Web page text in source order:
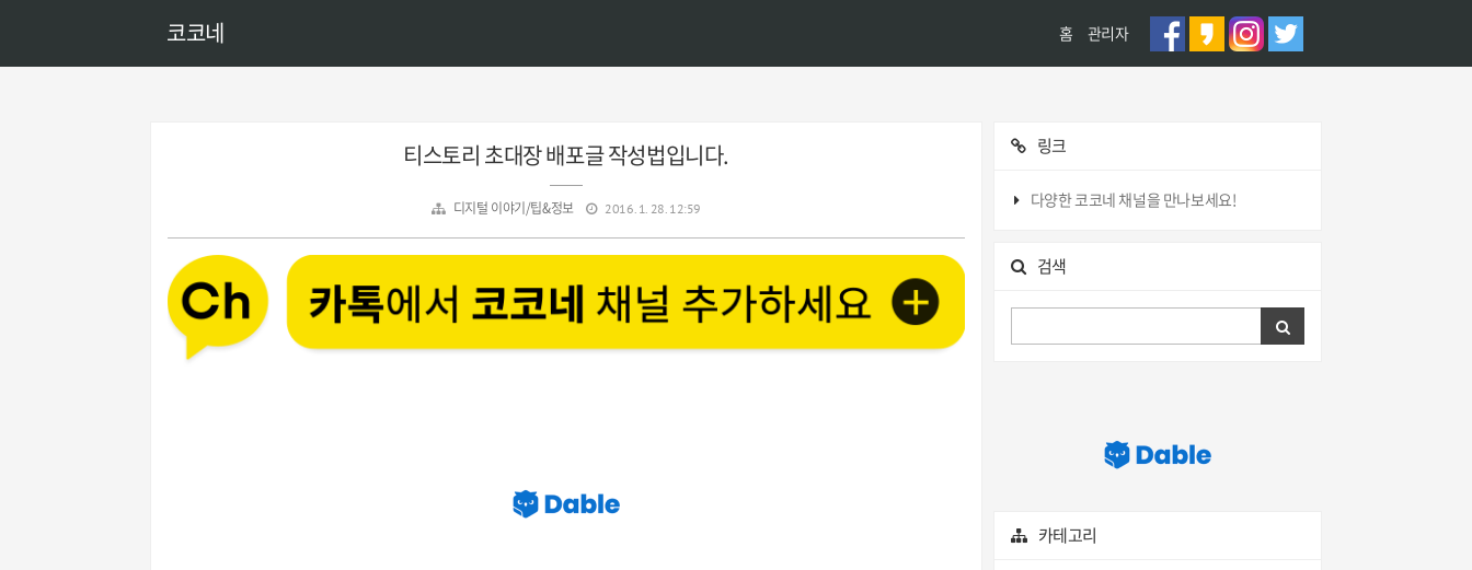
코코네 홈 관리자
티스토리 초대장 배포글 작성법입니다.
디지털 이야기/팁&정보 2016. 1. 28. 12:59
링크
다양한 코코네 채널을 만나보세요!
검색
카테고리